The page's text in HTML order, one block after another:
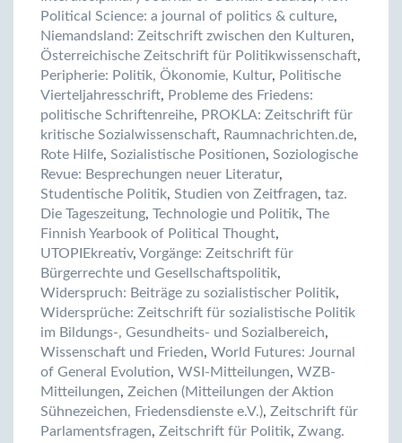
Political Science: a journal of politics & culture,
Niemandsland: Zeitschrift zwischen den Kulturen,
Österreichische Zeitschrift für Politikwissenschaft,
Peripherie: Politik, Ökonomie, Kultur, Politische
Vierteljahresschrift, Probleme des Friedens:
politische Schriftenreihe, PROKLA: Zeitschrift für
kritische Sozialwissenschaft, Raumnachrichten.de,
Rote Hilfe, Sozialistische Positionen, Soziologische
Revue: Besprechungen neuer Literatur,
Studentische Politik, Studien von Zeitfragen, taz.
Die Tageszeitung, Technologie und Politik, The
Finnish Yearbook of Political Thought,
UTOPIEkreativ, Vorgänge: Zeitschrift für
Bürgerrechte und Gesellschaftspolitik,
Widerspruch: Beiträge zu sozialistischer Politik,
Widersprüche: Zeitschrift für sozialistische Politik
im Bildungs-, Gesundheits- und Sozialbereich,
Wissenschaft und Frieden, World Futures: Journal
of General Evolution, WSI-Mitteilungen, WZB-
Mitteilungen, Zeichen (Mitteilungen der Aktion
Sühnezeichen, Friedensdienste e.V.), Zeitschrift für
Parlamentsfragen, Zeitschrift für Politik, Zwang.